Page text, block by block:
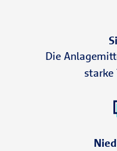
Die
starke